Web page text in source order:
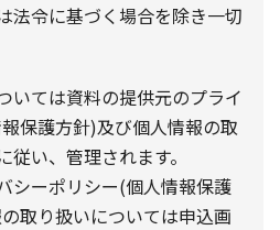
法令に基づく場合を除き一切
いては資料の提供元のプライ
保護方針)及び個人情報の取
い、管理されます。
シーポリシー(個人情報保護
取り扱いについては申込画